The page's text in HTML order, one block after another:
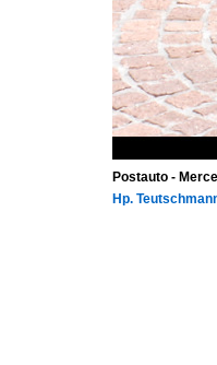
Postauto -
Hp.